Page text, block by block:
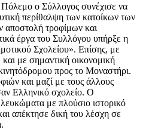
ο Σύλλογος συνέχισε να
περίθαλψη των κατοίκων των
αποστολή τροφίμων και
έργα του Συλλόγου υπήρξε η
Σχολείου». Επίσης, με
με σημαντική οικονομική
προς το Μοναστήρι.
και μαζί με τους άλλους
Ελληνικό σχολείο. Ο
με πλούσιο ιστορικό
απέκτησε δική του λέσχη σε